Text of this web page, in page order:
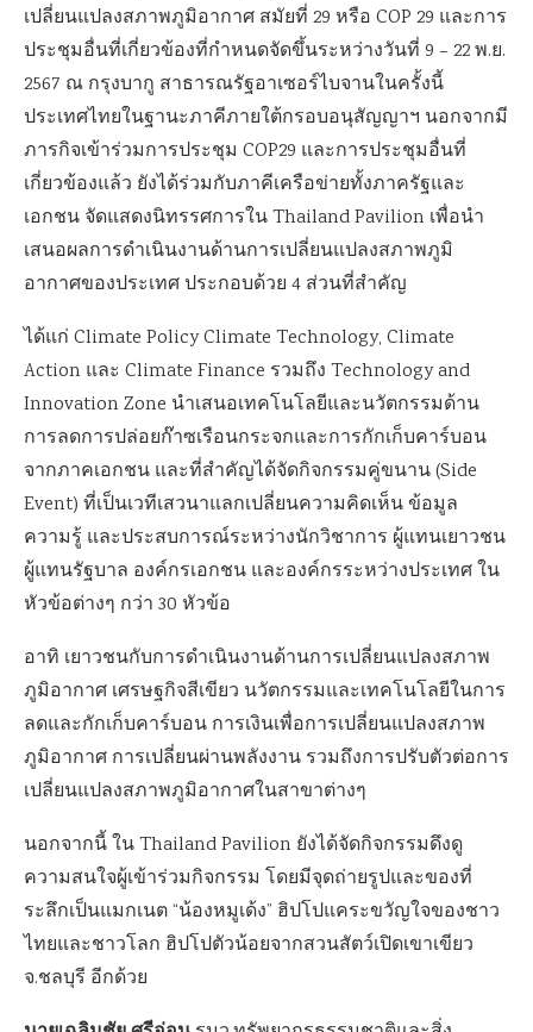
เปลี่ยนแปลงสภาพภูมิอากาศ สมัยที่ 29 หรือ COP 29 และการ
ประชุมอื่นที่เกี่ยวข้องที่กำหนดจัดขึ้นระหว่างวันที่ 9 – 22 พ.ย.
2567 ณ กรุงบากู สาธารณรัฐอาเซอร์ไบจานในครั้งนี้
ประเทศไทยในฐานะภาคีภายใต้กรอบอนุสัญญาฯ นอกจากมี
ภารกิจเข้าร่วมการประชุม COP29 และการประชุมอื่นที่
เกี่ยวข้องแล้ว ยังได้ร่วมกับภาคีเครือข่ายทั้งภาครัฐและ
เอกชน จัดแสดงนิทรรศการใน Thailand Pavilion เพื่อนำ
เสนอผลการดำเนินงานด้านการเปลี่ยนแปลงสภาพภูมิ
อากาศของประเทศ ประกอบด้วย 4 ส่วนที่สำคัญ
ได้แก่ Climate Policy Climate Technology, Climate
Action และ Climate Finance รวมถึง Technology and
Innovation Zone นำเสนอเทคโนโลยีและนวัตกรรมด้าน
การลดการปล่อยก๊าซเรือนกระจกและการกักเก็บคาร์บอน
จากภาคเอกชน และที่สำคัญได้จัดกิจกรรมคู่ขนาน (Side
Event) ที่เป็นเวทีเสวนาแลกเปลี่ยนความคิดเห็น ข้อมูล
ความรู้ และประสบการณ์ระหว่างนักวิชาการ ผู้แทนเยาวชน
ผู้แทนรัฐบาล องค์กรเอกชน และองค์กรระหว่างประเทศ ใน
หัวข้อต่างๆ กว่า 30 หัวข้อ
อาทิ เยาวชนกับการดำเนินงานด้านการเปลี่ยนแปลงสภาพ
ภูมิอากาศ เศรษฐกิจสีเขียว นวัตกรรมและเทคโนโลยีในการ
ลดและกักเก็บคาร์บอน การเงินเพื่อการเปลี่ยนแปลงสภาพ
ภูมิอากาศ การเปลี่ยนผ่านพลังงาน รวมถึงการปรับตัวต่อการ
เปลี่ยนแปลงสภาพภูมิอากาศในสาขาต่างๆ
นอกจากนี้ ใน Thailand Pavilion ยังได้จัดกิจกรรมดึงดู
ความสนใจผู้เข้าร่วมกิจกรรม โดยมีจุดถ่ายรูปและของที่
ระลึกเป็นแมกเนต “น้องหมูเด้ง” ฮิปโปแคระขวัญใจของชาว
ไทยและชาวโลก ฮิปโปตัวน้อยจากสวนสัตว์เปิดเขาเขียว
จ.ชลบุรี อีกด้วย